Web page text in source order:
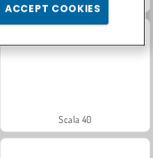
Scala 40
ACCEPT COOKIES